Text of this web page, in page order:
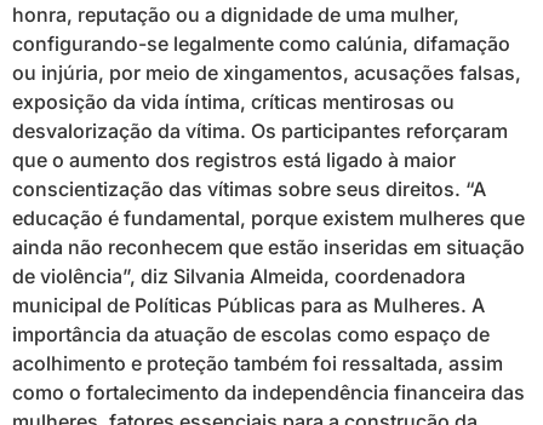
honra, reputação ou a dignidade de uma mulher,
configurando-se legalmente como calúnia, difamação
ou injúria, por meio de xingamentos, acusações falsas,
exposição da vida íntima, críticas mentirosas ou
desvalorização da vítima. Os participantes reforçaram
que o aumento dos registros está ligado à maior
conscientização das vítimas sobre seus direitos. “A
educação é fundamental, porque existem mulheres que
ainda não reconhecem que estão inseridas em situação
de violência”, diz Silvania Almeida, coordenadora
municipal de Políticas Públicas para as Mulheres. A
importância da atuação de escolas como espaço de
acolhimento e proteção também foi ressaltada, assim
como o fortalecimento da independência financeira das